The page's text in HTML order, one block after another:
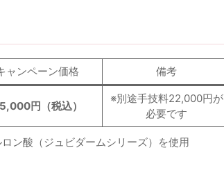
ャンペーン価格 備考
円（税込）
※別途手技料22,000円が
必要です
ン酸（ジュビダームシリーズ）を使用